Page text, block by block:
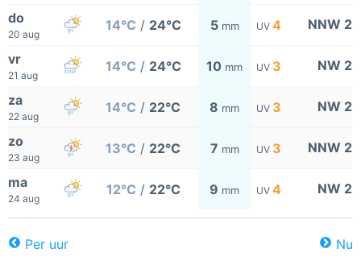
do
20 aug
14°C / 24°C 5 mm UV 4 NNW 2
vr
21 aug
14°C / 24°C 10 mm UV 3 NW 2
za
22 aug
14°C / 22°C 8 mm UV 3 NW 2
zo
23 aug
13°C / 22°C 7 mm UV 3 NNW 2
ma
24 aug
12°C / 22°C 9 mm UV 4 NW 2
Per uur Nu